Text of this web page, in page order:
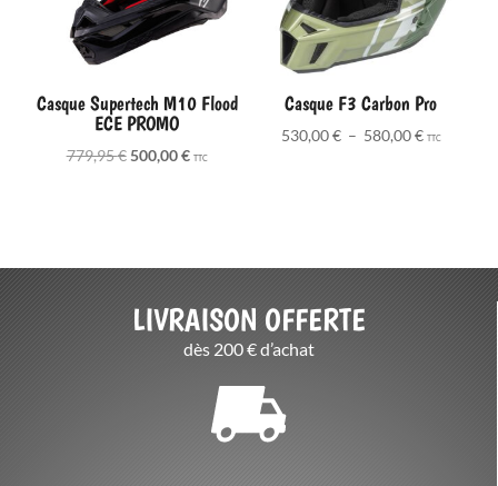
Casque Supertech M10 Flood
ECE PROMO
779,95€ Le
500,00€Le
TTC
Casque F3 Carbon Pro
530,00€ – 580,00€Plage
TTC
LIVRAISON OFFERTE
dès 200 € d’achat